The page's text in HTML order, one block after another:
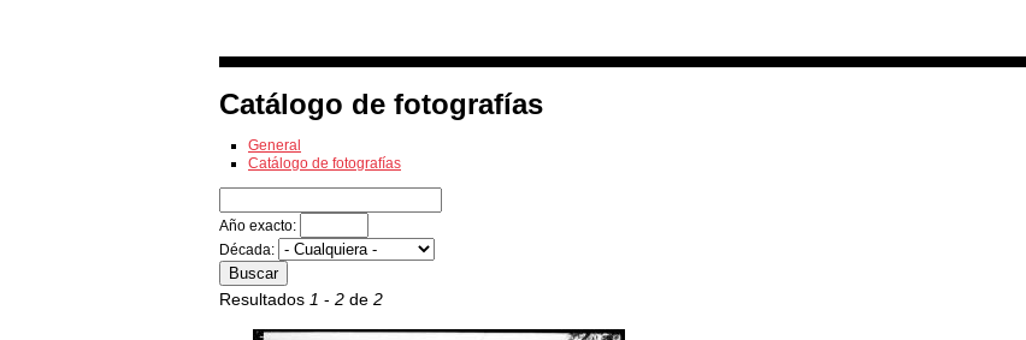
Catálogo de fotografías
General
Catálogo de fotografías
Año exacto:
Década:
Resultados 1 - 2 de 2